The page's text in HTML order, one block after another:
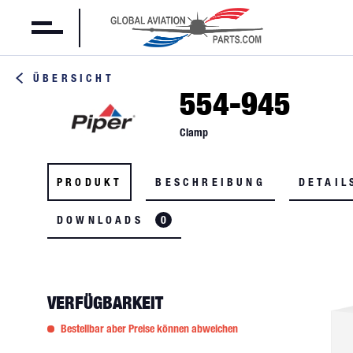
ÜBERSICHT
554-945
Clamp
PRODUKT BESCHREIBUNG
DOWNLOADS 0
VERFÜGBARKEIT
Bestellbar aber Preise können abweichen